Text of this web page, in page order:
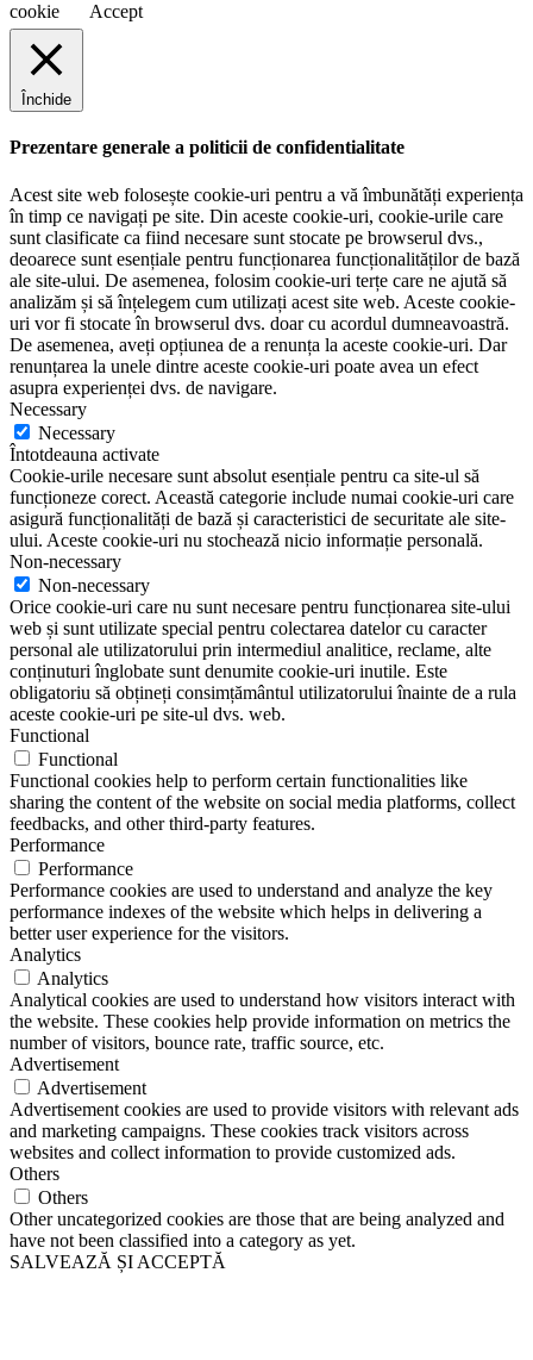
cookie
Accept
Închide
Prezentare generale a politicii de confidentialitate
Acest site web folosește cookie-uri pentru a vă îmbunătăți experiența
în timp ce navigați pe site. Din aceste cookie-uri, cookie-urile care
sunt clasificate ca fiind necesare sunt stocate pe browserul dvs.,
deoarece sunt esențiale pentru funcționarea funcționalităților de bază
ale site-ului. De asemenea, folosim cookie-uri terțe care ne ajută să
analizăm și să înțelegem cum utilizați acest site web. Aceste cookie-
uri vor fi stocate în browserul dvs. doar cu acordul dumneavoastră.
De asemenea, aveți opțiunea de a renunța la aceste cookie-uri. Dar
renunțarea la unele dintre aceste cookie-uri poate avea un efect
asupra experienței dvs. de navigare.
Necessary
Necessary
Întotdeauna activate
Cookie-urile necesare sunt absolut esențiale pentru ca site-ul să
funcționeze corect. Această categorie include numai cookie-uri care
asigură funcționalități de bază și caracteristici de securitate ale site-
ului. Aceste cookie-uri nu stochează nicio informație personală.
Non-necessary
Non-necessary
Orice cookie-uri care nu sunt necesare pentru funcționarea site-ului
web și sunt utilizate special pentru colectarea datelor cu caracter
personal ale utilizatorului prin intermediul analitice, reclame, alte
conținuturi înglobate sunt denumite cookie-uri inutile. Este
obligatoriu să obțineți consimțământul utilizatorului înainte de a rula
aceste cookie-uri pe site-ul dvs. web.
Functional
Functional
Functional cookies help to perform certain functionalities like
sharing the content of the website on social media platforms, collect
feedbacks, and other third-party features.
Performance
Performance
Performance cookies are used to understand and analyze the key
performance indexes of the website which helps in delivering a
better user experience for the visitors.
Analytics
Analytics
Analytical cookies are used to understand how visitors interact with
the website. These cookies help provide information on metrics the
number of visitors, bounce rate, traffic source, etc.
Advertisement
Advertisement
Advertisement cookies are used to provide visitors with relevant ads
and marketing campaigns. These cookies track visitors across
websites and collect information to provide customized ads.
Others
Others
Other uncategorized cookies are those that are being analyzed and
have not been classified into a category as yet.
SALVEAZĂ ȘI ACCEPTĂ